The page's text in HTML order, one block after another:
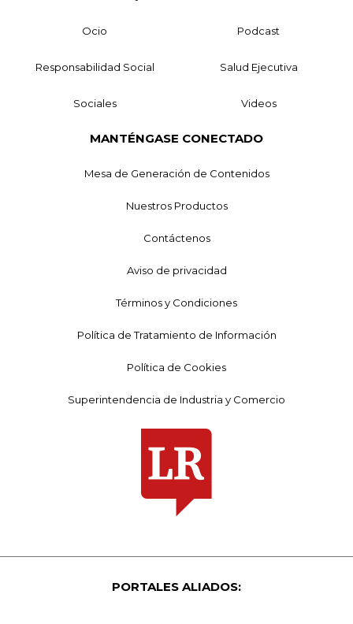
Ocio Podcast
Responsabilidad Social Salud Ejecutiva
Sociales Videos
MANTÉNGASE CONECTADO
Mesa de Generación de Contenidos
Nuestros Productos
Contáctenos
Aviso de privacidad
Términos y Condiciones
Política de Tratamiento de Información
Política de Cookies
Superintendencia de Industria y Comercio
PORTALES ALIADOS: